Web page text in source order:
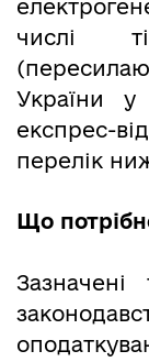
числі
України у
експрес-
перелік
Що